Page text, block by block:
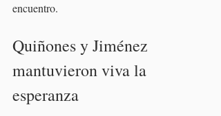
encuentro.
Quiñones y Jiménez
mantuvieron viva la
esperanza